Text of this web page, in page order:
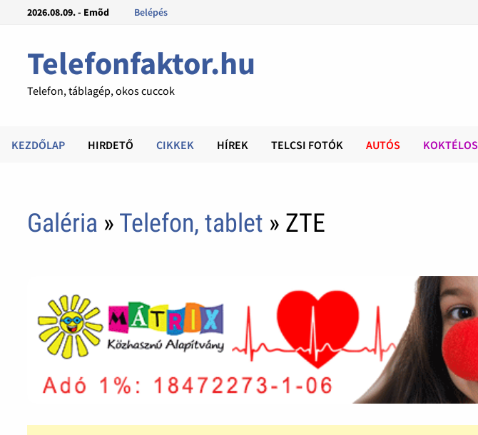
2026.08.09. - Emõd Belépés
Telefonfaktor.hu
Telefon, táblagép, okos cuccok
KEZDŐLAP HIRDETŐ CIKKEK HÍREK TELCSI FOTÓK AUTÓS KOKTÉLOS
Galéria » Telefon, tablet » ZTE